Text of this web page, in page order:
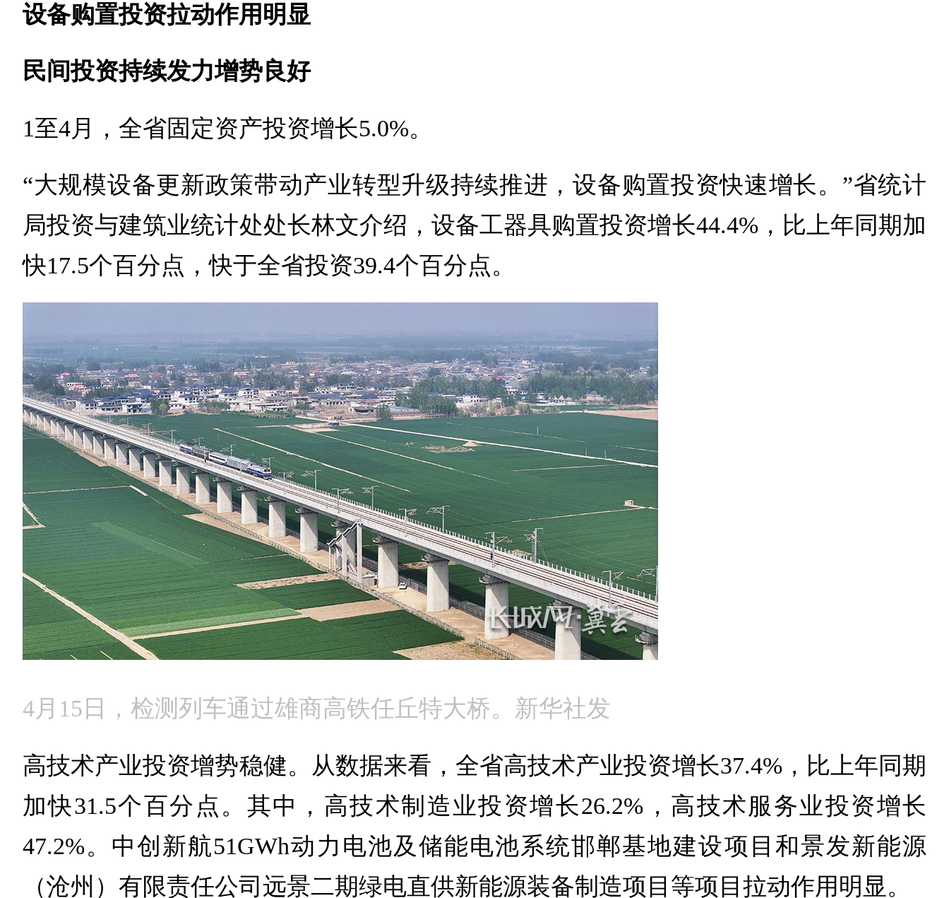
设备购置投资拉动作用明显
民间投资持续发力增势良好
1至4月，全省固定资产投资增长5.0%。
“大规模设备更新政策带动产业转型升级持续推进，设备购置投资快速增长。”省统计
局投资与建筑业统计处处长林文介绍，设备工器具购置投资增长44.4%，比上年同期加
快17.5个百分点，快于全省投资39.4个百分点。
4月15日，检测列车通过雄商高铁任丘特大桥。新华社发
高技术产业投资增势稳健。从数据来看，全省高技术产业投资增长37.4%，比上年同期
加快31.5个百分点。其中，高技术制造业投资增长26.2%，高技术服务业投资增长
47.2%。中创新航51GWh动力电池及储能电池系统邯郸基地建设项目和景发新能源
（沧州）有限责任公司远景二期绿电直供新能源装备制造项目等项目拉动作用明显。